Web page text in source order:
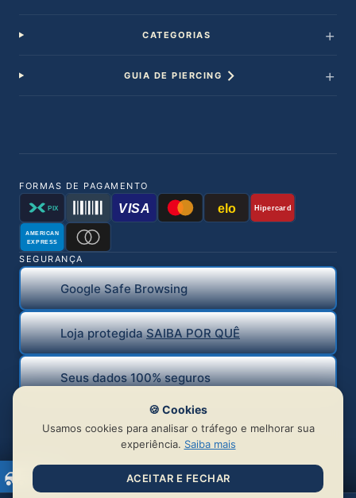
CATEGORIAS
GUIA DE PIERCING
FORMAS DE PAGAMENTO
PIX VISA elo Hipercard
AMERICAN
EXPRESS
SEGURANÇA
Google Safe Browsing
Loja protegidaSAIBA POR QUÊ
Seus dados 100% seguros
🍪 Cookies
Usamos cookies para analisar o tráfego e melhorar sua
experiência. Saiba mais
ACEITAR E FECHAR